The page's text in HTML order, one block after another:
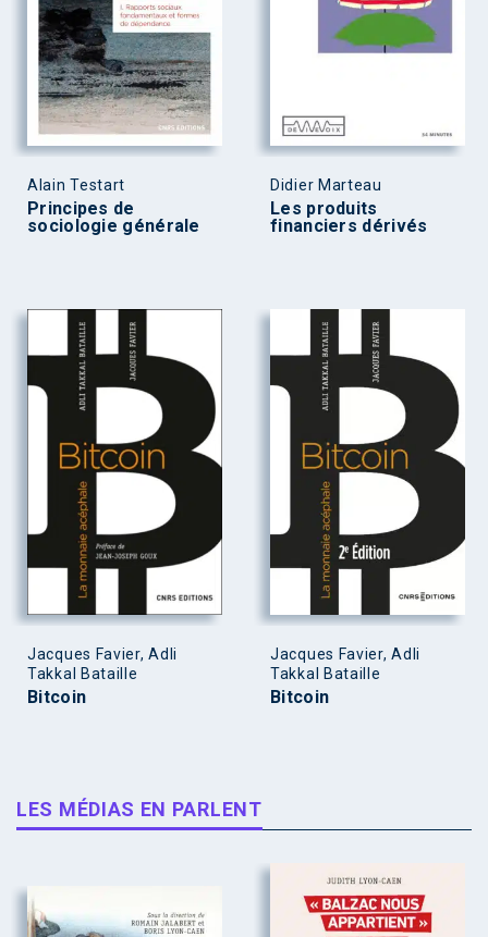
Alain Testart
Principes de
sociologie générale
Didier Marteau
Les produits
financiers dérivés
Jacques Favier, Adli
Takkal Bataille
Bitcoin
Jacques Favier, Adli
Takkal Bataille
Bitcoin
LES MÉDIAS EN PARLENT